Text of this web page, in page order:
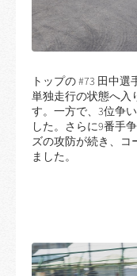
トップの #73 田中
単独走行の状態へ入
す。一方で、3位争
した。さらに9番手
ズの攻防が続き、コ
ました。